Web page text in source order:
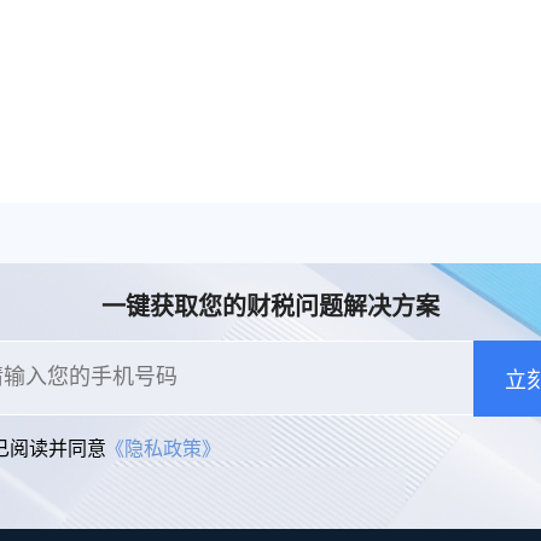
一键获取您的财税问题解决方案
立
阅读并同意《隐私政策》